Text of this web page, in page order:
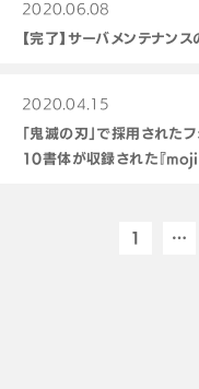
2020.06.08
【完了】サーバメンテナ
2020.04.15
「鬼滅の刃」で採用された
10書体が収録された『
1 …